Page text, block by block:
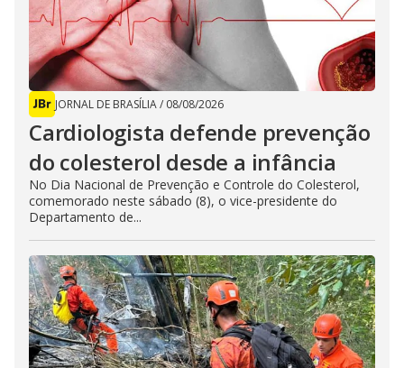
JORNAL DE BRASÍLIA/ 08/08/2026
Cardiologista defende prevenção
do colesterol desde a infância
No Dia Nacional de Prevenção e Controle do Colesterol,
comemorado neste sábado (8), o vice-presidente do
Departamento de...